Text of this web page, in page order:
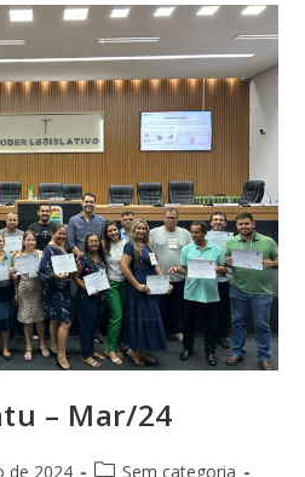
– Mar/24
de 2024
Categoria
Sem categoria